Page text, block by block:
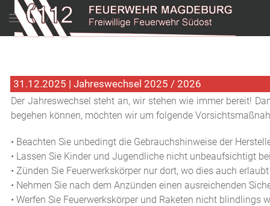
Menu
31.12.2025 | Jahreswechsel 2025 / 2026
Der Jahreswechsel steht an, wir stehen wie immer bereit!
begehen können, möchten wir um folgende
• Beachten Sie unbedingt die Gebrauchshinweise der
• Lassen Sie Kinder und Jugendliche nicht unbeaufsichtigt
• Zünden Sie Feuerwerkskörper nur dort, wo dies auch
• Nehmen Sie nach dem Anzünden einen ausreichenden
• Werfen Sie Feuerwerkskörper und Raketen nicht blindlings